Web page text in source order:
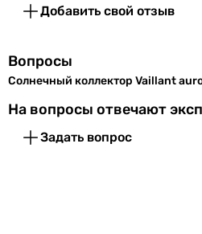
излучения
Коэф. потери
тепла k1
Коэф. потери
тепла k2
0.02 Вт/
Добавить свой отзыв
Вопросы
Солнечный коллектор Vaillant
На вопросы отвечают
Задать вопрос